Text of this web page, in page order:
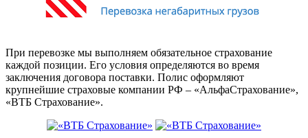
При перевозке мы выполняем обязательное страхование
каждой позиции. Его условия определяются во время
заключения договора поставки. Полис оформляют
крупнейшие страховые компании РФ – «АльфаСтрахование»,
«ВТБ Страхование».